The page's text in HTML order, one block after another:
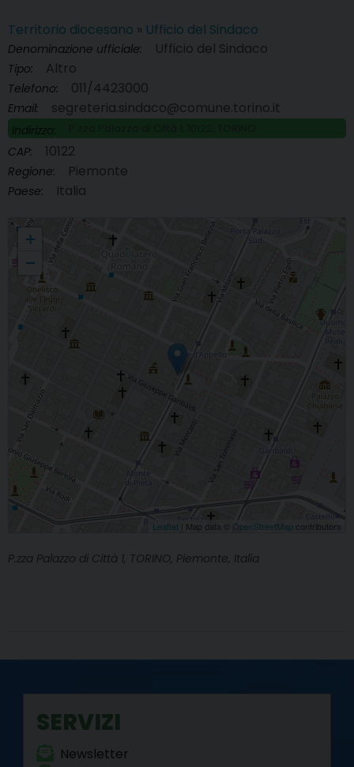
Territorio diocesano » Ufficio del Sindaco
Denominazione ufficiale: Ufficio del Sindaco
Tipo: Altro
Telefono: 011/4423000
Email: segreteria.sindaco@comune.torino.it
Indirizzo:
CAP: 10122
Regione: Piemonte
Paese: Italia
Ufficio del Sindaco
+
−
Leaflet | Map data © OpenStreetMap contributors
P.zza Palazzo di Città 1, TORINO, Piemonte, Italia
SERVIZI
Newsletter